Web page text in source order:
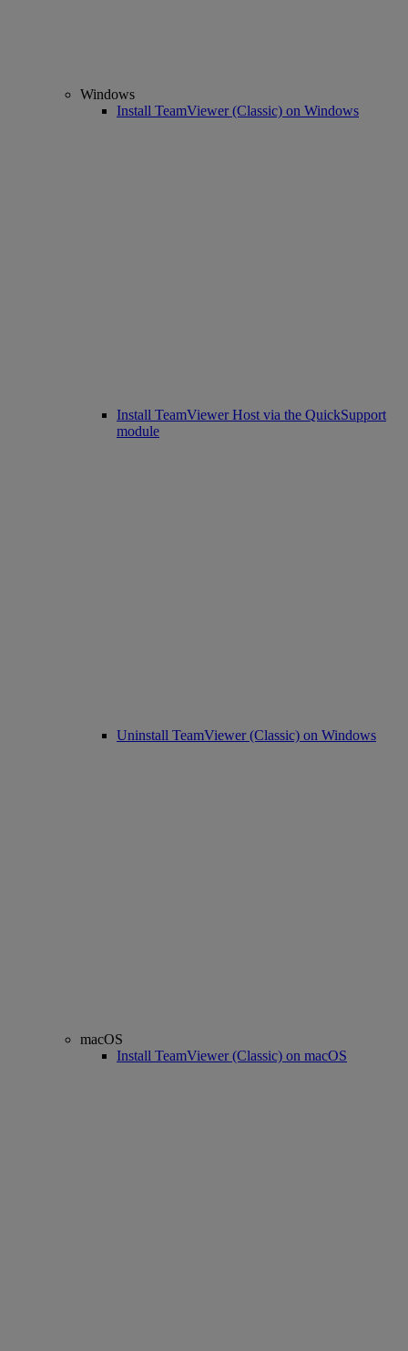
Windows
Install TeamViewer (Classic) on Windows
Install TeamViewer Host via the QuickSupport
module
Uninstall TeamViewer (Classic) on Windows
macOS
Install TeamViewer (Classic) on macOS